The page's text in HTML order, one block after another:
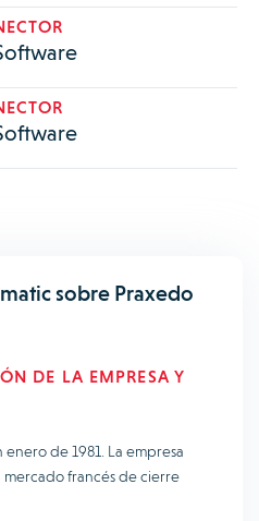
sobre Praxedo
DE LA EMPRESA Y
enero de 1981. La empresa
mercado francés de cierre